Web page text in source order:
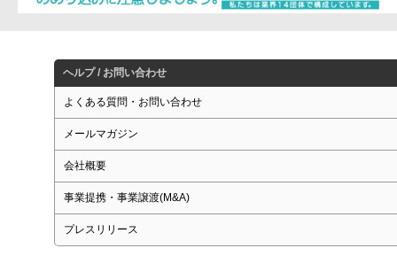
ヘルプ / お問い合わせ
よくある質問・お問い合わせ
メールマガジン
会社概要
事業提携・事業譲渡(M&A)
プレスリリース